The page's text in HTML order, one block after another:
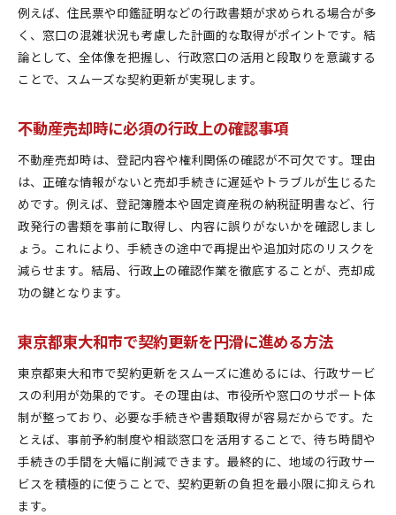
例えば、住民票や印鑑証明などの行政書類が求められる場合が多
く、窓口の混雑状況も考慮した計画的な取得がポイントです。結
論として、全体像を把握し、行政窓口の活用と段取りを意識する
ことで、スムーズな契約更新が実現します。
不動産売却時に必須の行政上の確認事項
不動産売却時は、登記内容や権利関係の確認が不可欠です。理由
は、正確な情報がないと売却手続きに遅延やトラブルが生じるた
めです。例えば、登記簿謄本や固定資産税の納税証明書など、行
政発行の書類を事前に取得し、内容に誤りがないかを確認しまし
ょう。これにより、手続きの途中で再提出や追加対応のリスクを
減らせます。結局、行政上の確認作業を徹底することが、売却成
功の鍵となります。
東京都東大和市で契約更新を円滑に進める方法
東京都東大和市で契約更新をスムーズに進めるには、行政サービ
スの利用が効果的です。その理由は、市役所や窓口のサポート体
制が整っており、必要な手続きや書類取得が容易だからです。た
とえば、事前予約制度や相談窓口を活用することで、待ち時間や
手続きの手間を大幅に削減できます。最終的に、地域の行政サー
ビスを積極的に使うことで、契約更新の負担を最小限に抑えられ
ます。